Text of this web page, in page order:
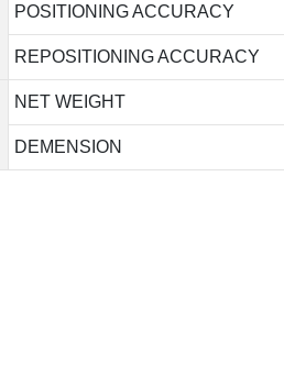
POSITIONING ACCURACY
REPOSITIONING ACCURACY
NET WEIGHT
DEMENSION